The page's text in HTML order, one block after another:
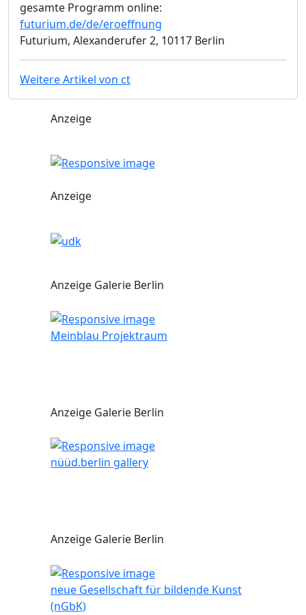
gesamte Programm online:
futurium.de/de/eroeffnung
Futurium, Alexanderufer 2, 10117 Berlin
Weitere Artikel von ct
Anzeige
Anzeige
Anzeige Galerie Berlin
Meinblau Projektraum
Anzeige Galerie Berlin
nüüd.berlin gallery
Anzeige Galerie Berlin
neue Gesellschaft für bildende Kunst
(nGbK)